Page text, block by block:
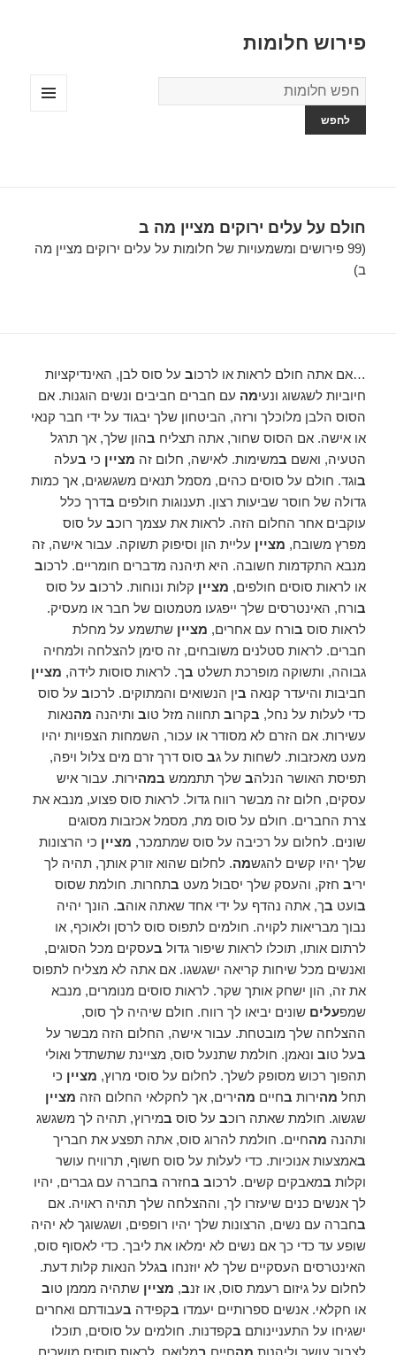
פירוש חלומות
מילון
החלומות
חולם על עלים ירוקים מציין מה ב
(99 פירושים ומשמעויות של חלומות על עלים ירוקים מציין מה
ב)
…אם אתה חולם לראות או לרכוב על סוס לבן, האינדיקציות
חיוביות לשגשוג ונעימה עם חברים חביבים ונשים הוגנות. אם
הסוס הלבן מלוכלך ורזה, הביטחון שלך יבגוד על ידי חבר קנאי
או אישה. אם הסוס שחור, אתה תצליח בהון שלך, אך תרגל
הטעיה, ואשם במשימות. לאישה, חלום זה מציין כי בעלה
בוגד. חולם על סוסים כהים, מסמל תנאים משגשגים, אך כמות
גדולה של חוסר שביעות רצון. תענוגות חולפים בדרך כלל
עוקבים אחר החלום הזה. לראות את עצמך רוכב על סוס
מפרץ משובח, מציין עליית הון וסיפוק תשוקה. עבור אישה, זה
מנבא התקדמות חשובה. היא תיהנה מדברים חומריים. לרכוב
או לראות סוסים חולפים, מציין קלות ונוחות. לרכוב על סוס
בורח, האינטרסים שלך ייפגעו מטמטום של חבר או מעסיק.
לראות סוס בורח עם אחרים, מציין שתשמע על מחלת
חברים. לראות סטלנים משובחים, זה סימן להצלחה ולמחיה
גבוהה, ותשוקה מופרכת תשלט בך. לראות סוסות לידה, מציין
חביבות והיעדר קנאה בין הנשואים והמתוקים. לרכוב על סוס
כדי לעלות על נחל, בקרוב תחווה מזל טוב ותיהנה מהנאות
עשירות. אם הזרם לא מסודר או עכור, השמחות הצפויות יהיו
מעט מאכזבות. לשחות על גב סוס דרך זרם מים צלול ויפה,
תפיסת האושר הנלהב שלך תתממש במהירות. עבור איש
עסקים, חלום זה מבשר רווח גדול. לראות סוס פצוע, מנבא את
צרת החברים. חולם על סוס מת, מסמל אכזבות מסוגים
שונים. לחלום על רכיבה על סוס שמתמכר, מציין כי הרצונות
שלך יהיו קשים להגשמה. לחלום שהוא זורק אותך, תהיה לך
יריב חזק, והעסק שלך יסבול מעט בתחרות. חולמת שסוס
בועט בך, אתה נהדף על ידי אחד שאתה אוהב. הונך יהיה
נבוך מבריאות לקויה. חולמים לתפוס סוס לרסן ולאוכף, או
לרתום אותו, תוכלו לראות שיפור גדול בעסקים מכל הסוגים,
ואנשים מכל שיחות קריאה ישגשגו. אם אתה לא מצליח לתפוס
את זה, הון ישחק אותך שקר. לראות סוסים מנומרים, מנבא
שמפעלים שונים יביאו לך רווח. חולם שיהיה לך סוס,
ההצלחה שלך מובטחת. עבור אישה, החלום הזה מבשר על
בעל טוב ונאמן. חולמת שתנעל סוס, מציינת שתשתדל ואולי
תהפוך רכוש מסופק לשלך. לחלום על סוסי מרוץ, מציין כי
תחל מהירות בחיים מהירים, אך לחקלאי החלום הזה מציין
שגשוג. חולמת שאתה רוכב על סוס במירוץ, תהיה לך משגשג
ותהנה מהחיים. חולמת להרוג סוס, אתה תפצע את חבריך
באמצעות אנוכיות. כדי לעלות על סוס חשוף, תרוויח עושר
וקלות במאבקים קשים. לרכוב בחזרה בחברה עם גברים, יהיו
לך אנשים כנים שיעזרו לך, וההצלחה שלך תהיה ראויה. אם
בחברה עם נשים, הרצונות שלך יהיו רופפים, ושגשוגך לא יהיה
שופע עד כדי כך אם נשים לא ימלאו את ליבך. כדי לאסוף סוס,
האינטרסים העסקיים שלך לא יוזנחו בגלל הנאות קלות דעת.
לחלום על גיזום רעמת סוס, או זנב, מציין שתהיה מממן טוב
או חקלאי. אנשים ספרותיים יעמדו בקפידה בעבודתם ואחרים
ישגיחו על התעניינותם בקפדנות. חולמים על סוסים, תוכלו